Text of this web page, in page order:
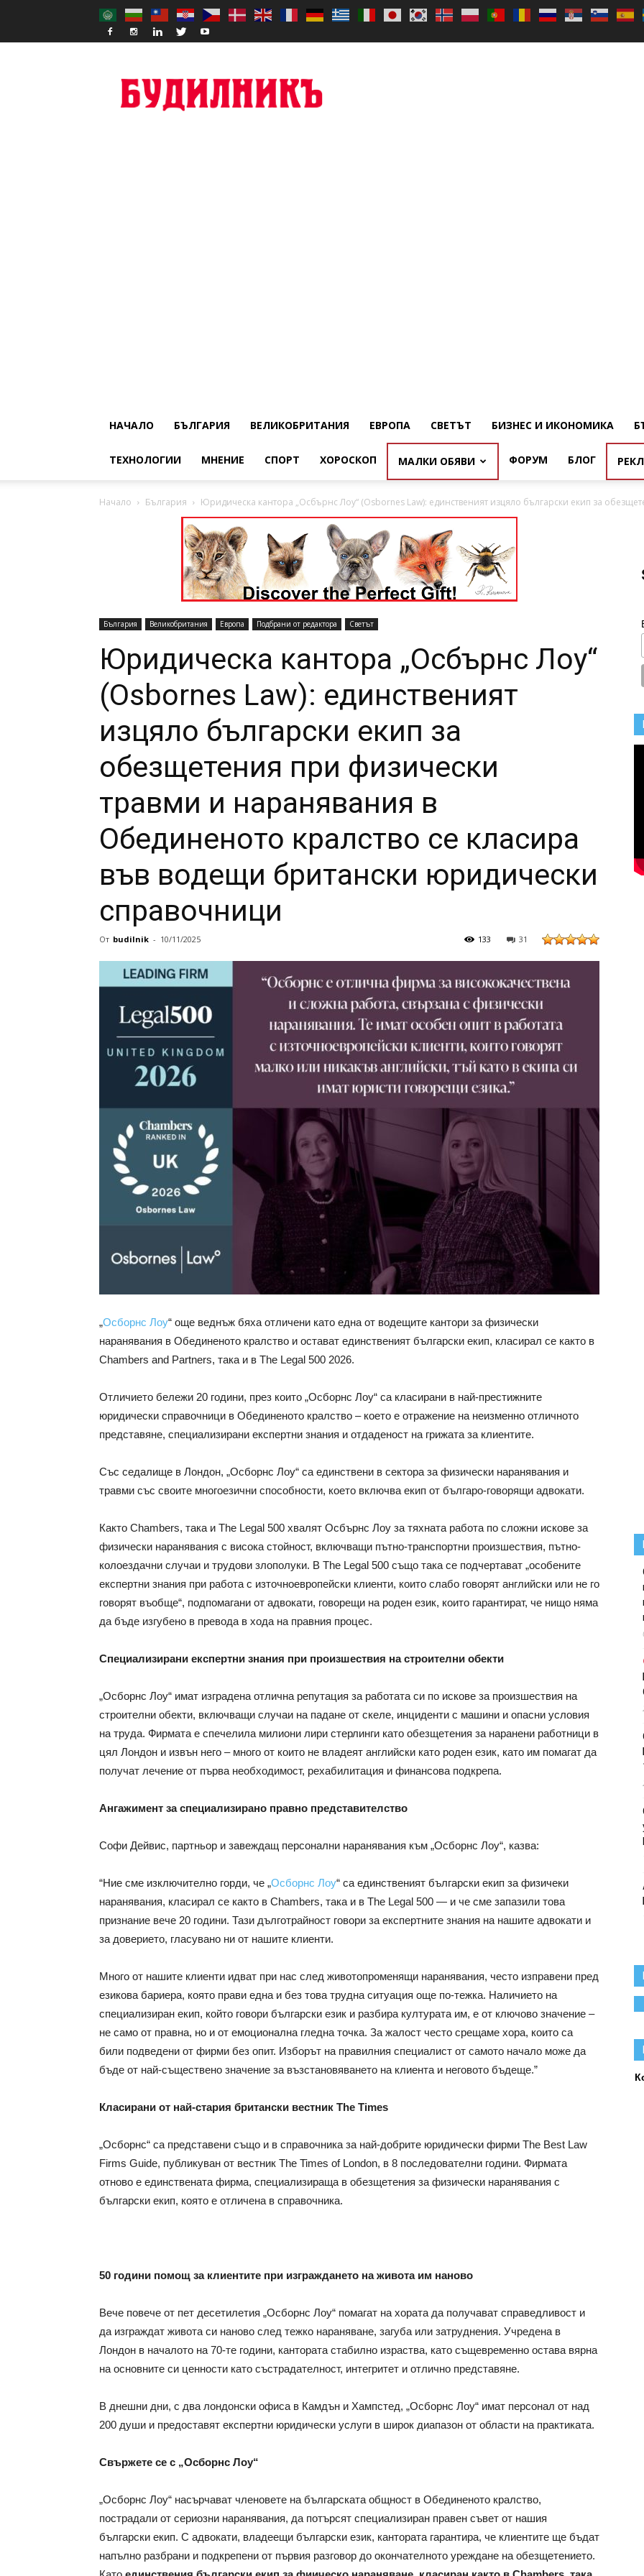
НАЧАЛО БЪЛГАРИЯ ВЕЛИКОБРИТАНИЯ ЕВРОПА СВЕТЪТ БИЗНЕС И ИКОНОМИКА
ТЕХНОЛОГИИ МНЕНИЕ СПОРТ ХОРОСКОП МАЛКИ ОБЯВИ ФОРУМ БЛОГ
Начало България Юридическа кантора „Осбърнс Лоу“ (Osbornes Law): единственият изцяло български екип за
България Великобритания Европа Подбрани от редактора Светът
Юридическа кантора „Осбърнс Лоу“
(Osbornes Law): единственият
изцяло български екип за
обезщетения при физически
травми и наранявания в
Обединеното кралство се класира
във водещи британски юридически
справочници
От budilnik - 10/11/2025 31
133
„Осборнс Лоу“ още веднъж бяха отличени като една от водещите кантори за физически
наранявания в Обединеното кралство и остават единственият български екип, класирал се както в
Chambers and Partners, така и в The Legal 500 2026.
Отличието бележи 20 години, през които „Осборнс Лоу“ са класирани в най-престижните
юридически справочници в Обединеното кралство – което е отражение на неизменно отличното
представяне, специализирани експертни знания и отдаденост на грижата за клиентите.
Със седалище в Лондон, „Осборнс Лоу“ са единствени в сектора за физически наранявания и
травми със своите многоезични способности, което включва екип от българо-говорящи адвокати.
Както Chambers, така и The Legal 500 хвалят Осбърнс Лоу за тяхната работа по сложни искове за
физически наранявания с висока стойност, включващи пътно-транспортни произшествия, пътно-
колоездачни случаи и трудови злополуки. В The Legal 500 също така се подчертават „особените
експертни знания при работа с източноевропейски клиенти, които слабо говорят английски или не го
говорят въобще“, подпомагани от адвокати, говорещи на роден език, които гарантират, че нищо няма
да бъде изгубено в превода в хода на правния процес.
Специализирани експертни знания при произшествия на строителни обекти
„Осборнс Лоу“ имат изградена отлична репутация за работата си по искове за произшествия на
строителни обекти, включващи случаи на падане от скеле, инциденти с машини и опасни условия
на труда. Фирмата е спечелила милиони лири стерлинги като обезщетения за наранени работници в
цял Лондон и извън него – много от които не владеят английски като роден език, като им помагат да
получат лечение от първа необходимост, рехабилитация и финансова подкрепа.
Ангажимент за специализирано правно представителство
Софи Дейвис, партньор и завеждащ персонални наранявания към „Осборнс Лоу“, казва:
“Ние сме изключително горди, че „Осборнс Лоу“ са единственият български екип за физичеки
наранявания, класирал се както в Chambers, така и в The Legal 500 — и че сме запазили това
признание вече 20 години. Тази дълготрайност говори за експертните знания на нашите адвокати и
за доверието, гласувано ни от нашите клиенти.
Много от нашите клиенти идват при нас след животопроменящи наранявания, често изправени пред
езикова бариера, която прави една и без това трудна ситуация още по-тежка. Наличието на
специализиран екип, който говори български език и разбира културата им, е от ключово значение –
не само от правна, но и от емоционална гледна точка. За жалост често срещаме хора, които са
били подведени от фирми без опит. Изборът на правилния специалист от самото начало може да
бъде от най-съществено значение за възстановяването на клиента и неговото бъдеще.”
Класирани от най-стария британски вестник The Times
„Осборнс“ са представени също и в справочника за най-добрите юридически фирми The Best Law
Firms Guide, публикуван от вестник The Times of London, в 8 последователни години. Фирмата
отново е единствената фирма, специализираща в обезщетения за физически наранявания с
български екип, която е отличена в справочника.
50 години помощ за клиентите при изграждането на живота им наново
Вече повече от пет десетилетия „Осборнс Лоу“ помагат на хората да получават справедливост и
да изграждат живота си наново след тежко нараняване, загуба или затруднения. Учредена в
Лондон в началото на 70-те години, кантората стабилно израства, като същевременно остава вярна
на основните си ценности като състрадателност, интегритет и отлично представяне.
В днешни дни, с два лондонски офиса в Камдън и Хампстед, „Осборнс Лоу“ имат персонал от над
200 души и предоставят експертни юридически услуги в широк диапазон от области на практиката.
Свържете се с „Осборнс Лоу“
„Осборнс Лоу“ насърчават членовете на българската общност в Обединеното кралство,
пострадали от сериозни наранявания, да потърсят специализиран правен съвет от нашия
български екип. С адвокати, владеещи български език, кантората гарантира, че клиентите ще бъдат
напълно разбрани и подкрепени от първия разговор до окончателното уреждане на обезщетението.